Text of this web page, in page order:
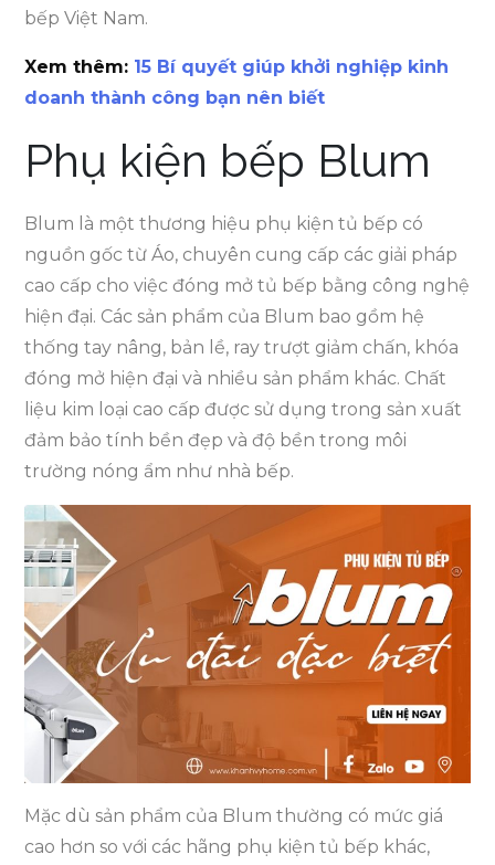
bếp Việt Nam.
Xem thêm: 15 Bí quyết giúp khởi nghiệp kinh
doanh thành công bạn nên biết
Phụ kiện bếp Blum
Blum là một thương hiệu phụ kiện tủ bếp có
nguồn gốc từ Áo, chuyên cung cấp các giải pháp
cao cấp cho việc đóng mở tủ bếp bằng công nghệ
hiện đại. Các sản phẩm của Blum bao gồm hệ
thống tay nâng, bản lề, ray trượt giảm chấn, khóa
đóng mở hiện đại và nhiều sản phẩm khác. Chất
liệu kim loại cao cấp được sử dụng trong sản xuất
đảm bảo tính bền đẹp và độ bền trong môi
trường nóng ẩm như nhà bếp.
Mặc dù sản phẩm của Blum thường có mức giá
cao hơn so với các hãng phụ kiện tủ bếp khác,